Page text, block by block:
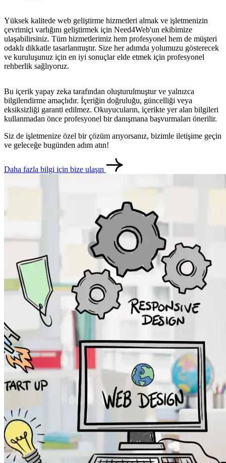
İletişim
Yüksek kalitede web geliştirme hizmetleri almak ve işletmenizin
çevrimiçi varlığını geliştirmek için Need4Web'un ekibimize
ulaşabilirsiniz. Tüm hizmetlerimiz hem profesyonel hem de müşteri
odaklı dikkatle tasarlanmıştır. Size her adımda yolumuzu gösterecek
ve kuruluşunuz için en iyi sonuçlar elde etmek için profesyonel
rehberlik sağlıyoruz.
Bu içerik yapay zeka tarafından oluşturulmuştur ve yalnızca
bilgilendirme amaçlıdır. İçeriğin doğruluğu, güncelliği veya
eksiksizliği garanti edilmez. Okuyucuların, içerikte yer alan bilgileri
kullanmadan önce profesyonel bir danışmana başvurmaları önerilir.
Siz de işletmenize özel bir çözüm arıyorsanız, bizimle iletişime geçin
ve geleceğe bugünden adım atın!
Daha fazla bilgi için bize ulaşın